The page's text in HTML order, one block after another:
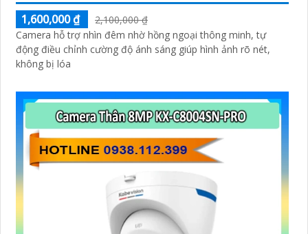
1,600,000 ₫
2,100,000 ₫
Camera hỗ trợ nhìn đêm nhờ hồng ngoại thông minh, tự
động điều chỉnh cường độ ánh sáng giúp hình ảnh rõ nét,
không bị lóa